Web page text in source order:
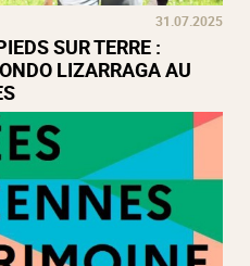
31.07.2025
SUR TERRE :
LIZARRAGA AU